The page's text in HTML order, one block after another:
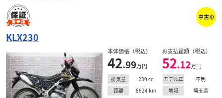
中古車
KLX230
本体価格（税込）
42.99万円
お支払総額（税込）
52.12万円
排気量 230 cc モデル年
不明
距離
8624 km 地域
埼玉県